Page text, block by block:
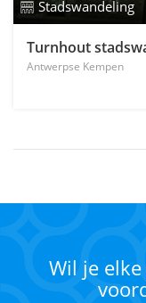
Stadswandeling
Turnhout
Antwerpse Kempen
Wil je